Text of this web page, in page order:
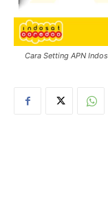
Cara Setting APN